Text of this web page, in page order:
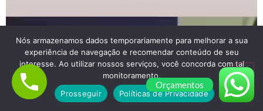
Orçamentos
Nós armazenamos dados temporariamente para melhorar a sua
experiência de navegação e recomendar conteúdo de seu
interesse. Ao utilizar nossos serviços, você concorda com tal
monitoramento.
Prosseguir
Políticas de Privacidade